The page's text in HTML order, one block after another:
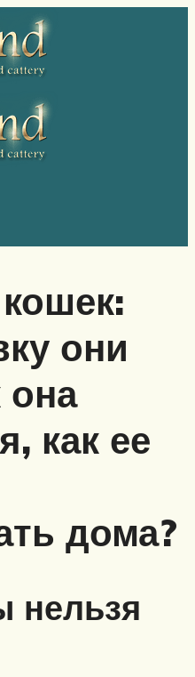
они
она
как ее
дома?
нельзя